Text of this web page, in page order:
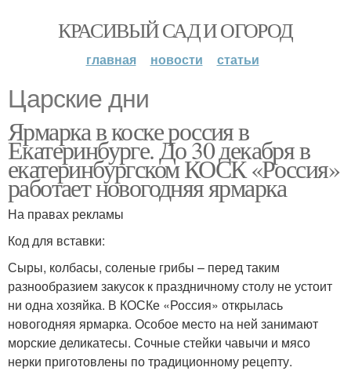
КРАСИВЫЙ САД И ОГОРОД
главная новости статьи
Царские дни
Ярмарка в коске россия в
Екатеринбурге. До 30 декабря в
екатеринбургском КОСК «Россия»
работает новогодняя ярмарка
На правах рекламы
Код для вставки:
Сыры, колбасы, соленые грибы – перед таким
разнообразием закусок к праздничному столу не устоит
ни одна хозяйка. В КОСКе «Россия» открылась
новогодняя ярмарка. Особое место на ней занимают
морские деликатесы. Сочные стейки чавычи и мясо
нерки приготовлены по традиционному рецепту.